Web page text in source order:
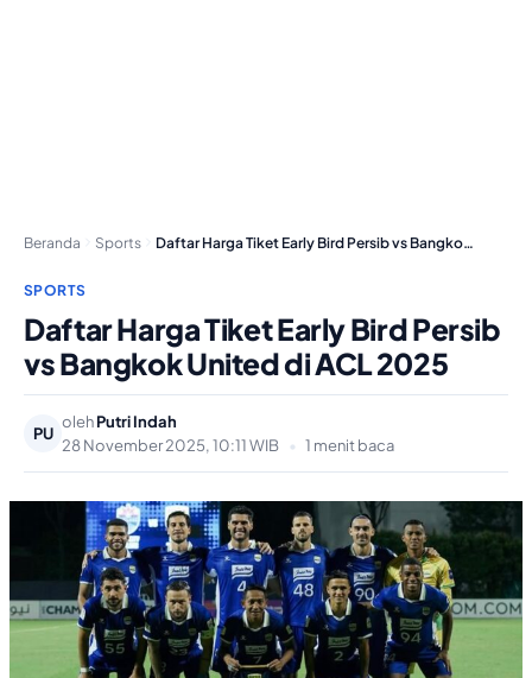
Beranda Sports Daftar Harga Tiket Early Bird Persib vs Bangkok…
SPORTS
Daftar Harga Tiket Early Bird Persib
vs Bangkok United di ACL 2025
PU
olehPutri Indah
28 November 2025, 10:11 WIB
• 1 menit baca